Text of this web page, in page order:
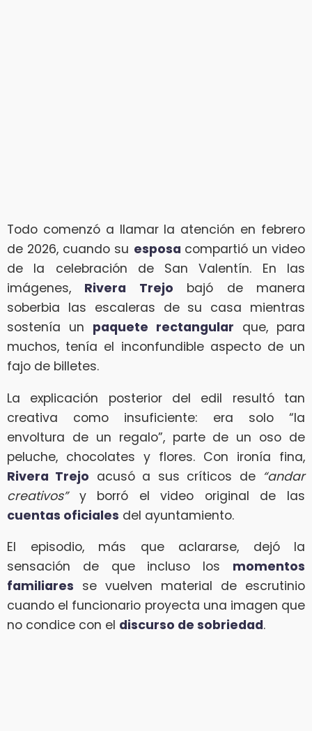
Todo comenzó a llamar la atención en febrero
de 2026, cuando su esposa compartió un video
de la celebración de San Valentín. En las
imágenes, Rivera Trejo bajó de manera
soberbia las escaleras de su casa mientras
sostenía un paquete rectangular que, para
muchos, tenía el inconfundible aspecto de un
fajo de billetes.
La explicación posterior del edil resultó tan
creativa como insuficiente: era solo “la
envoltura de un regalo”, parte de un oso de
peluche, chocolates y flores. Con ironía fina,
Rivera Trejo acusó a sus críticos de “andar
creativos”y borró el video original de las
cuentas oficiales del ayuntamiento.
El episodio, más que aclararse, dejó la
sensación de que incluso los momentos
familiares se vuelven material de escrutinio
cuando el funcionario proyecta una imagen que
no condice con el discurso de sobriedad.